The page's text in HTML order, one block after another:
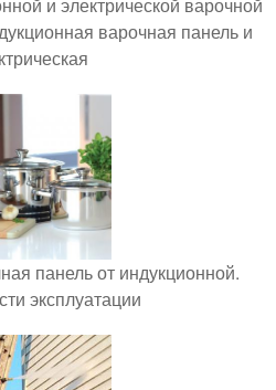
варочная панель и
панель от индукционной.
эксплуатации